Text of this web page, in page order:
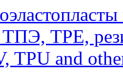
TPE,
TPU and